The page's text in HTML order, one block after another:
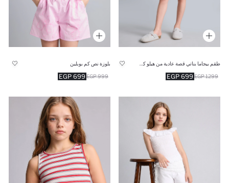
699 EGP 1299 EGP
بلوزة نص كم بوبلين
699 EGP 999 EGP